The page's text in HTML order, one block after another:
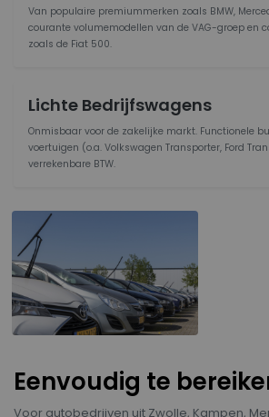
Van populaire premiummerken zoals BMW,
courante volumemodellen van de VAG-groep en
zoals de Fiat 500.
Lichte Bedrijfswagens
Onmisbaar voor de zakelijke markt. Functionele
voertuigen (o.a. Volkswagen Transporter, Ford
verrekenbare BTW.
Eenvoudig te
Voor autobedrijven uit Zwolle, Kampen,